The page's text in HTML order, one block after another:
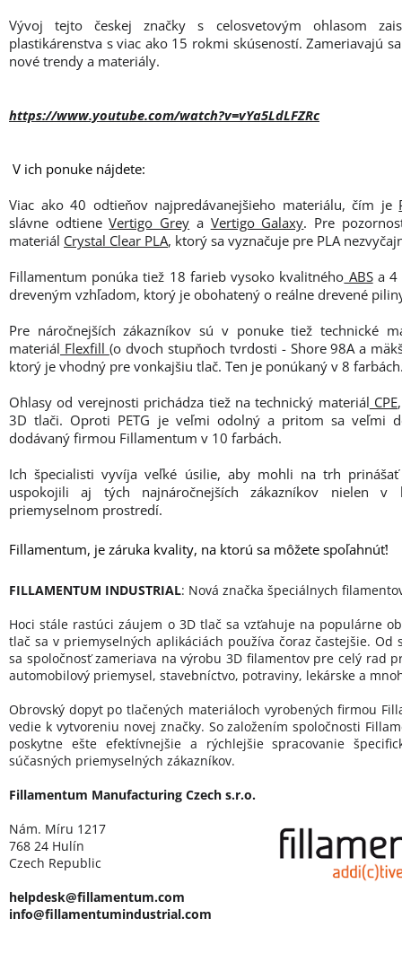
Vývoj tejto českej značky s celosvetovým ohlasom
plastikárenstva s viac ako 15 rokmi skúseností. Zameriavajú
nové trendy a materiály.
https://www.youtube.com/watch?v=vYa5LdLFZRc
V ich ponuke nájdete:
Viac ako 40 odtieňov najpredávanejšieho materiálu, čím je
slávne odtieneVertigo Grey a Vertigo Galaxy. Pre
materiál Crystal Clear PLA, ktorý sa vyznačuje pre PLA
Fillamentum ponúka tiež 18 farieb vysoko kvalitného ABSa 4
dreveným vzhľadom, ktorý je obohatený o reálne drevené
Pre náročnejších zákazníkov sú v ponuke tiež technické
materiál Flexfill (o dvoch stupňoch tvrdosti - Shore 98A a
ktorý je vhodný pre vonkajšiu tlač. Ten je ponúkaný v 8
Ohlasy od verejnosti prichádza tiež na technický materiál CPE
3D tlači. Oproti PETG je veľmi odolný a pritom sa veľmi
dodávaný firmou Fillamentum v 10 farbách.
Ich špecialisti vyvíja veľké úsilie, aby mohli na trh
uspokojili aj tých najnáročnejších zákazníkov nielen
priemyselnom prostredí.
Fillamentum, je záruka kvality, na ktorú sa môžete spoľahnúť!
FILLAMENTUM INDUSTRIAL: Nová značka špeciálnych
Hoci stále rastúci záujem o 3D tlač sa vzťahuje na populárne
tlač sa v priemyselných aplikáciách používa čoraz častejšie. Od
sa spoločnosť zameriava na výrobu 3D filamentov pre celý rad
automobilový priemysel, stavebníctvo, potraviny, lekárske a
Obrovský dopyt po tlačených materiáloch vyrobených firmou
vedie k vytvoreniu novej značky. So založením spoločnosti
poskytne ešte efektívnejšie a rýchlejšie spracovanie
súčasných priemyselných zákazníkov.
Fillamentum Manufacturing Czech s.r.o.
Nám. Míru 1217
768 24 Hulín
Czech Republic
helpdesk@fillamentum.com
info@fillamentumindustrial.com